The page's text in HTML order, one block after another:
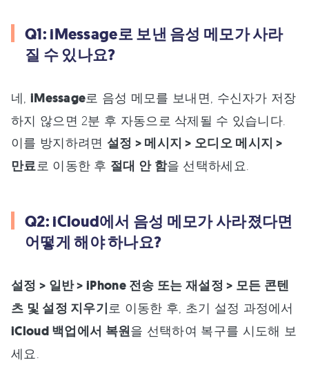
Q1: iMessage로 보낸 음성 메모가 사라
질 수 있나요?
네, iMessage로 음성 메모를 보내면, 수신자가 저장
하지 않으면 2분 후 자동으로 삭제될 수 있습니다.
이를 방지하려면 설정 > 메시지 > 오디오 메시지 >
만료로 이동한 후 절대 안 함을 선택하세요.
Q2: iCloud에서 음성 메모가 사라졌다면
어떻게 해야 하나요?
설정 > 일반 > iPhone 전송 또는 재설정 > 모든 콘텐
츠 및 설정 지우기 로 이동한 후, 초기 설정 과정에서
iCloud 백업에서 복원을 선택하여 복구를 시도해 보
세요.